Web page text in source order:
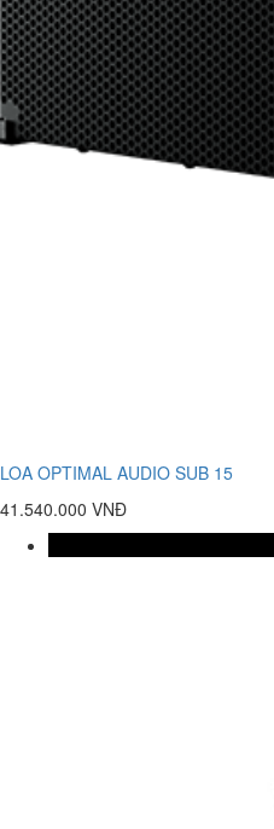
LOA OPTIMAL AUDIO SUB 15
41.540.000 VNĐ